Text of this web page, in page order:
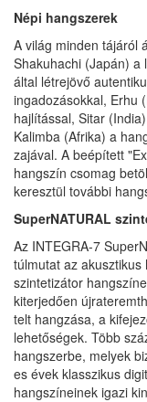
Népi hangszerek
A világ minden tájáról
Shakuhachi (Japán) a
által létrejövő
ingadozásokkal, Erhu
hajlítással, Sitar
Kalimba (Afrika) a
zajával. A beépített
hangszín csomag
keresztül további
SuperNATURAL
Az INTEGRA-7
túlmutat az akusztikus
szintetizátor
kiterjedően
telt hangzása, a
lehetőségek. Több
hangszerbe, melyek
es évek klasszikus
hangszíneinek igazi